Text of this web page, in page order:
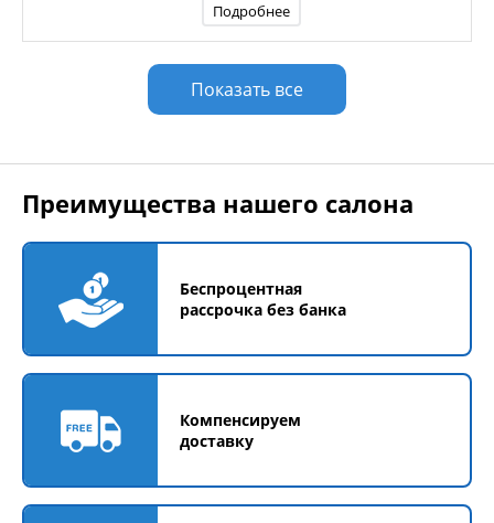
Подробнее
Показать все
Преимущества нашего салона
Беспроцентная
рассрочка без банка
Компенсируем
доставку